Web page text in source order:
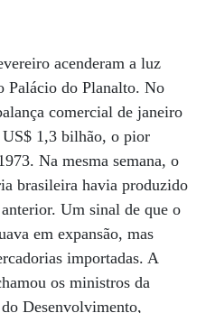
acenderam a luz
Palácio do Planalto. No
comercial de janeiro
1,3 bilhão, o pior
Na mesma semana, o
brasileira havia produzido
Um sinal de que o
em expansão, mas
importadas. A
os ministros da
Desenvolvimento,